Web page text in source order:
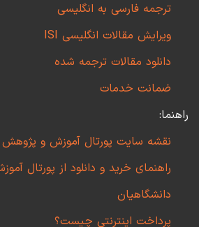
ترجمه فارسی به انگلیسی
ویرایش مقالات انگلیسی ISI
دانلود مقالات ترجمه شده
ضمانت خدمات
راهنما:
نقشه سایت پورتال آموزش و پژوهش
راهنمای خرید و دانلود از پورتال
دانشگاهیان
پرداخت اینترنتی چیست؟